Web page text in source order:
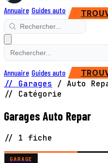
Annuaire Guides auto
Annuaire Guides auto
// Garages / Auto
// Catégorie
Garages Auto Repar
// 1 fiche
GARAGE